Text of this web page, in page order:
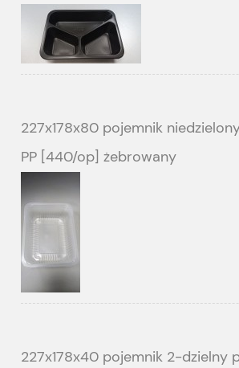
227x178x80 pojemnik
PP [440/op] żebrowany
227x178x40 pojemnik 2-dzielny